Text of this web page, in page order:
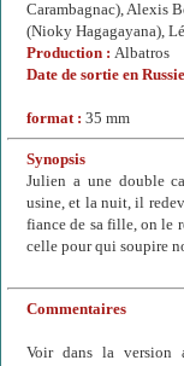
Carambagnac), Alexis
(Nioky Hagagayana),
Production : Albatros
Date de sortie en
format : 35 mm
Synopsis
Julien a une double
usine, et la nuit, il
fiance de sa fille, on le
celle pour qui soupire
Commentaires
Voir dans la version